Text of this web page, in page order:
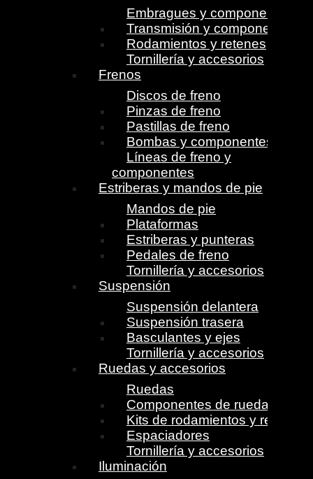
Embragues y componentes
Transmisión y componentes
Rodamientos y retenes
Tornillería y accesorios
Frenos
Discos de freno
Pinzas de freno
Pastillas de freno
Bombas y componentes
Líneas de freno y
componentes
Estriberas y mandos de pie
Mandos de pie
Plataformas
Estriberas y punteras
Pedales de freno
Tornillería y accesorios
Suspensión
Suspensión delantera
Suspensión trasera
Basculantes y ejes
Tornillería y accesorios
Ruedas y accesorios
Ruedas
Componentes de ruedas
Kits de rodamientos y retenes
Espaciadores
Tornillería y accesorios
Iluminación